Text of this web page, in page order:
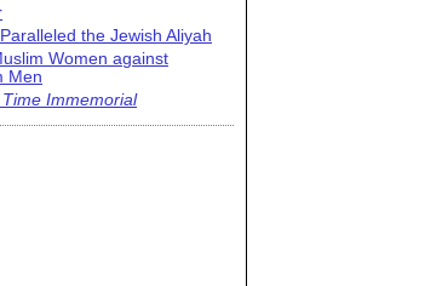
the Jewish Aliyah
Women against
Men
Immemorial